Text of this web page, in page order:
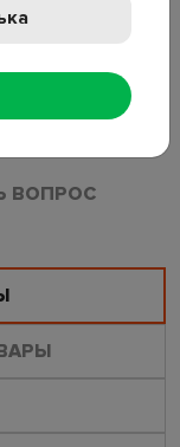
ВОПРОС